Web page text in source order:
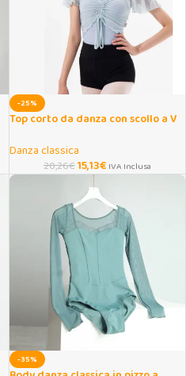
-25%
Top corto da danza con scollo a V
Danza classica
20,26€15,13€ IVA Inclusa
-35%